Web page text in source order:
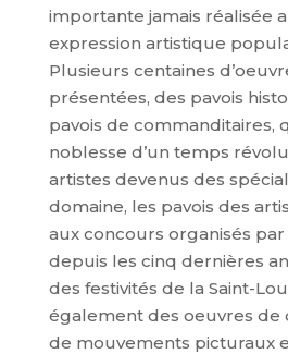
importante jamais réalisée
expression artistique
Plusieurs centaines
présentées, des pavois
pavois de commanditaires,
noblesse d’un temps
artistes devenus des
domaine, les pavois des
aux concours organisés par
depuis les cinq dernières
des festivités de la Saint-
également des oeuvres de
de mouvements picturaux